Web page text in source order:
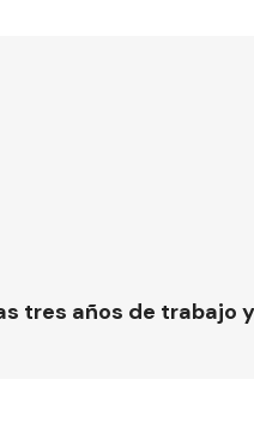
tres años de trabajo